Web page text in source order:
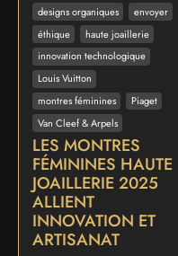
designs organiques
envoyer
éthique
haute joaillerie
innovation technologique
Louis Vuitton
montres féminines
Piaget
Van Cleef & Arpels
LES MONTRES
FÉMININES HAUTE
JOAILLERIE 2025
ALLIENT
INNOVATION ET
ARTISANAT